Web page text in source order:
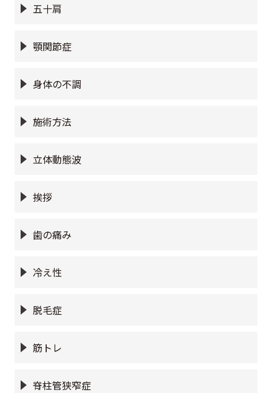
五十肩
顎関節症
身体の不調
施術方法
立体動態波
挨拶
歯の痛み
冷え性
脱毛症
筋トレ
脊柱管狭窄症